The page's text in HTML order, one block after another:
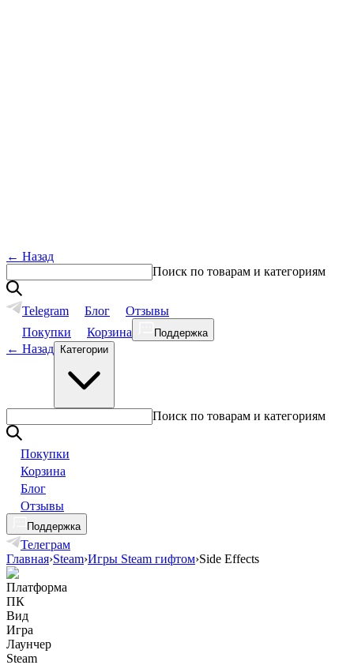
← Назад
Поиск по товарам и категориям
Telegram Блог
Отзывы
Покупки
Корзина Поддержка
← Назад Категории
Поиск по товарам и категориям
Покупки
Корзина
Блог
Отзывы
Поддержка
Телеграм
Главная›Steam›Игры Steam гифтом›Side Effects
Платформа
ПК
Вид
Игра
Лаунчер
Steam